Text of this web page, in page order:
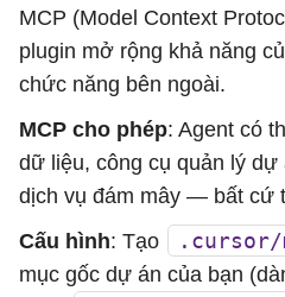
MCP (Model Context
plugin mở rộng khả năng
chức năng bên ngoài.
MCP cho phép: Agent có
dữ liệu, công cụ quản lý dự
dịch vụ đám mây — bất cứ
Cấu hình: Tạo .cursor/
mục gốc dự án của bạn